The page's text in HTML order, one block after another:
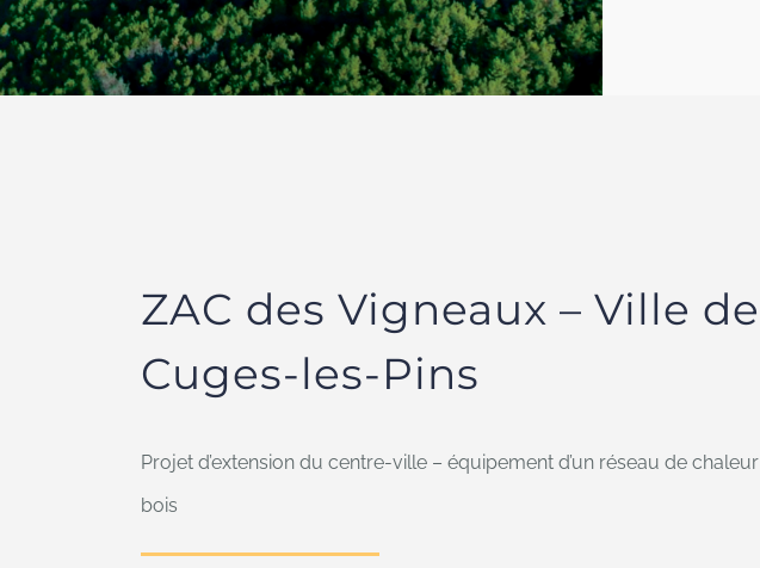
ZAC des Vigneaux – Ville de
Cuges-les-Pins
Projet d’extension du centre-ville – équipement d’un réseau de chaleur
bois